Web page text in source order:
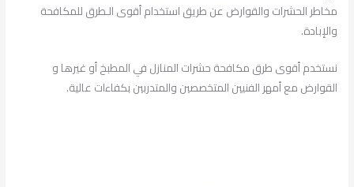
مخاطر الحشرات والقوارض عن طريق استخدام أقوى الـطرق للمكافحة
والإبادة.
نستخدم أقوى طرق مكافحة حشرات المنازل في المطبخ أو غيرها و
القوارض مع أمهر الفنيين المتخصصين والمتدربين بكفاءات عالية.